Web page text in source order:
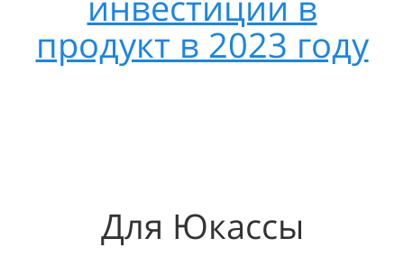
продукт в 2023 году
Для Юкассы